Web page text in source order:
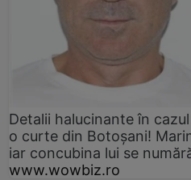
Detalii halucinante în
o curte din Botoșani!
iar concubina lui se
www.wowbiz.ro